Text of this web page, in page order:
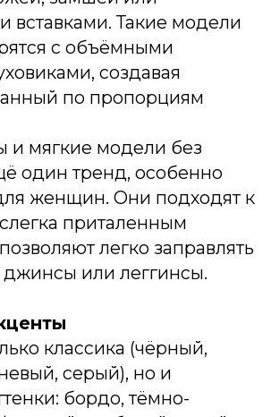
фурнитуры, челси
под стиль — от
смотрятся в
и графитовом цвете.
и грубые
хайкеры или
подошвой
хэвом последних
практичны (не
тепло), но и отлично
пальто в
и с коротким
Главное —
варианты в
каблуке
представить